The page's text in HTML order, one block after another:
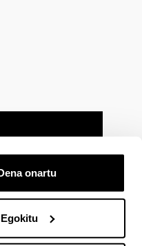
onartu
Egokitu
Kontaktua
en
EHU Vimeo-enEHU Flickr-en